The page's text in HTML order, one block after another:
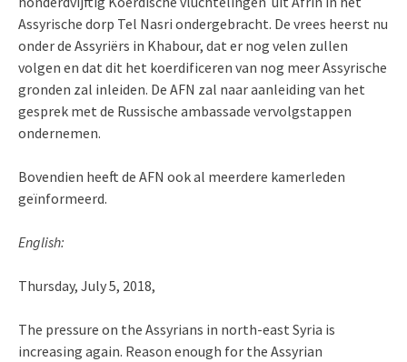
Assyrische dorp Tel Nasri ondergebracht. De vrees heerst nu
onder de Assyriërs in Khabour, dat er nog velen zullen
volgen en dat dit het koerdificeren van nog meer Assyrische
gronden zal inleiden. De AFN zal naar aanleiding van het
gesprek met de Russische ambassade vervolgstappen
ondernemen.
Bovendien heeft de AFN ook al meerdere kamerleden
geïnformeerd.
English:
Thursday, July 5, 2018,
The pressure on the Assyrians in north-east Syria is
increasing again. Reason enough for the Assyrian